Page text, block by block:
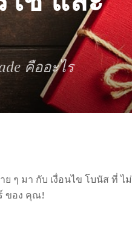
คืออะไร
ๆ มา กับ เงื่อนไข โบนัส ที่ ไม่
ของ คุณ!